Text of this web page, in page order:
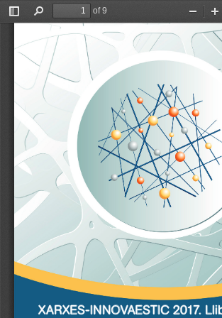
Toggle
Find
of 9
Zoom
Out
In
XARXES-INNOVAESTIC 2017.